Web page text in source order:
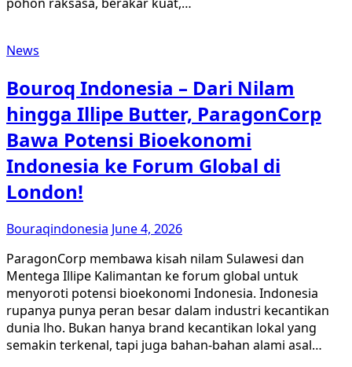
News
Bouroq Indonesia – Dari Nilam
hingga Illipe Butter, ParagonCorp
Bawa Potensi Bioekonomi
Indonesia ke Forum Global di
London!
Bouraqindonesia June 4, 2026
ParagonCorp membawa kisah nilam Sulawesi dan
Mentega Illipe Kalimantan ke forum global untuk
menyoroti potensi bioekonomi Indonesia. Indonesia
rupanya punya peran besar dalam industri kecantikan
dunia lho. Bukan hanya brand kecantikan lokal yang
semakin terkenal, tapi juga bahan-bahan alami asal…